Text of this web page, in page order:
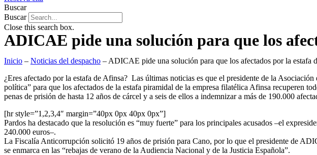
Buscar
Buscar
Close this search box.
ADICAE pide una solución para que los
Inicio – Noticias del despacho – ADICAE pide una solución para que los afectados por la estafa
¿Eres afectado por la estafa de Afinsa? Las últimas noticias es que el presidente de la
política” para que los afectados de la estafa piramidal de la empresa filatélica Afinsa recuperen
penas de prisión de hasta 12 años de cárcel y a seis de ellos a indemnizar a más de 190.000
[hr style=”1,2,3,4″ margin=”40px 0px 40px 0px”]
Pardos ha destacado que la resolución es “muy fuerte” para los principales acusados –el
240.000 euros–.
La Fiscalía Anticorrupción solicitó 19 años de prisión para Cano, por lo que el presidente de
se enmarca en las “rebajas de verano de la Audiencia Nacional y de la Justicia Española”.